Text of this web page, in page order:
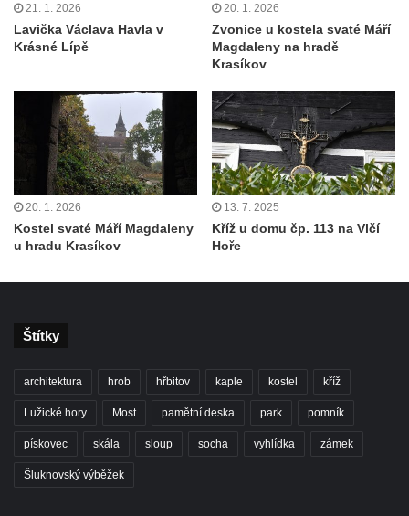
21. 1. 2026
Lavička Václava Havla v
Krásné Lípě
20. 1. 2026
Zvonice u kostela svaté Máří
Magdaleny na hradě
Krasíkov
20. 1. 2026
Kostel svaté Máří Magdaleny
u hradu Krasíkov
13. 7. 2025
Kříž u domu čp. 113 na Vlčí
Hoře
Štítky
architektura hrob hřbitov kaple kostel kříž
Lužické hory Most pamětní deska park pomník
pískovec skála sloup socha vyhlídka zámek
Šluknovský výběžek